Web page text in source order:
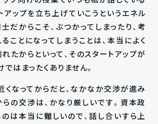
アップを立ち上げていこうというエネル
だからこそ、ぶつかってしまったり、考
ことになってしまうことは、本当によく
れたからといって、そのスタートアップが
はまったくありません。
くなってからだと、なかなか交渉が進み
の交渉は、かなり厳しいです。資本政
は本当に難しいので、話し合いすら上